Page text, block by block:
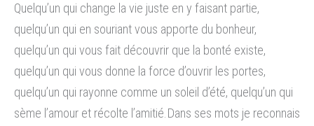
Quelqu’un qui change la vie juste en y faisant partie,
quelqu’un qui en souriant vous apporte du bonheur,
quelqu’un qui vous fait découvrir que la bonté existe,
quelqu’un qui vous donne la force d’ouvrir les portes,
quelqu’un qui rayonne comme un soleil d’été, quelqu’un qui
sème l’amour et récolte l’amitié.Dans ses mots je reconnais